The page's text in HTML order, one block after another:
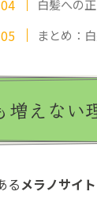
白髪への
まとめ：
増えない
るメラノサイ